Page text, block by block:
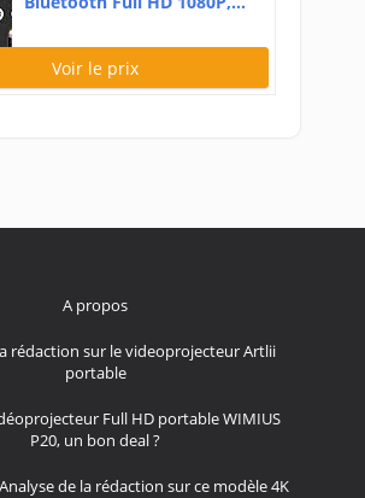
Voir le prix
A propos
rédaction sur le videoprojecteur Artlii
portable
Full HD portable WIMIUS
P20, un bon deal ?
de la rédaction sur ce modèle 4K